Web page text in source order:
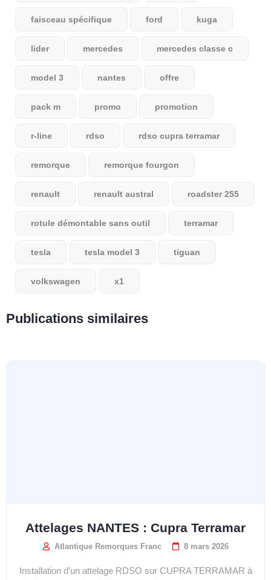
faisceau spécifique ford kuga
lider mercedes mercedes classe c
model 3 nantes offre
pack m promo promotion
r-line rdso rdso cupra terramar
remorque remorque fourgon
renault renault austral roadster 255
rotule démontable sans outil terramar
tesla tesla model 3 tiguan
volkswagen x1
Publications similaires
Attelages NANTES : Cupra Terramar
Atlantique Remorques Franc 8 mars 2026
Installation d’un attelage RDSO sur CUPRA TERRAMAR à